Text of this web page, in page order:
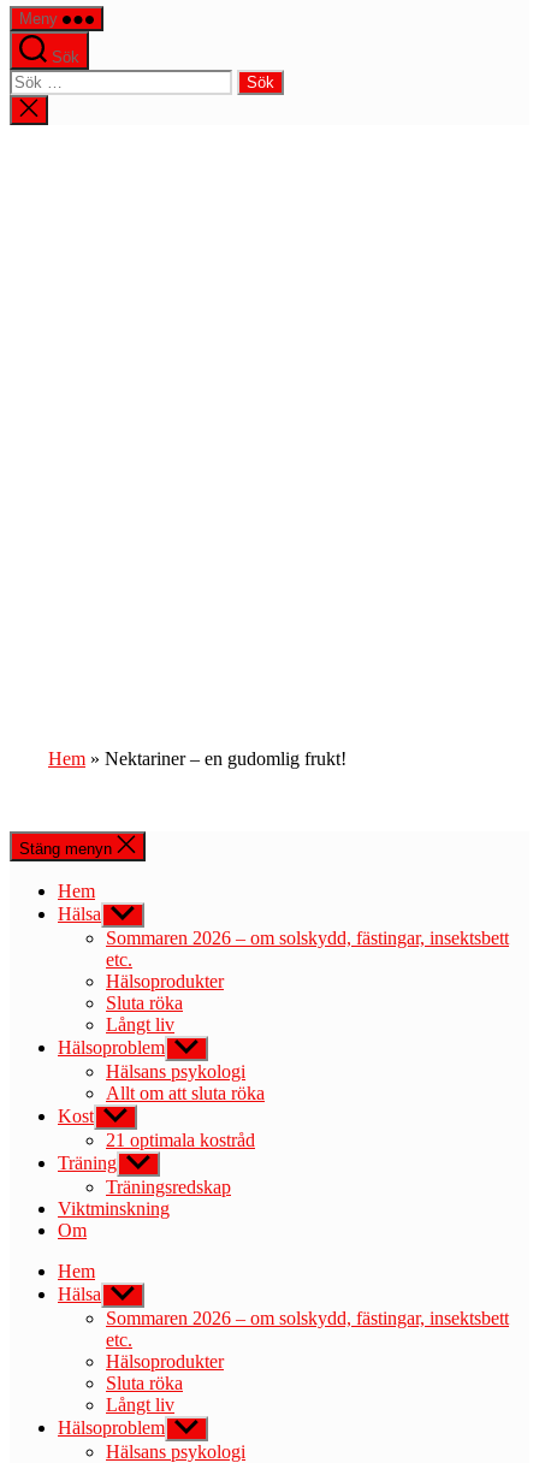
Meny
Sök
Sök
efter:
Stäng
sökningen
Hem » Nektariner – en gudomlig frukt!
Stäng menyn
Hem
Hälsa Visa
undermeny
Sommaren 2026 – om solskydd, fästingar, insektsbett
etc.
Hälsoprodukter
Sluta röka
Långt liv
Hälsoproblem Visa
undermeny
Hälsans psykologi
Allt om att sluta röka
Kost Visa
undermeny
21 optimala kostråd
Träning Visa
undermeny
Träningsredskap
Viktminskning
Om
Hem
Hälsa Visa
undermeny
Sommaren 2026 – om solskydd, fästingar, insektsbett
etc.
Hälsoprodukter
Sluta röka
Långt liv
Hälsoproblem Visa
undermeny
Hälsans psykologi